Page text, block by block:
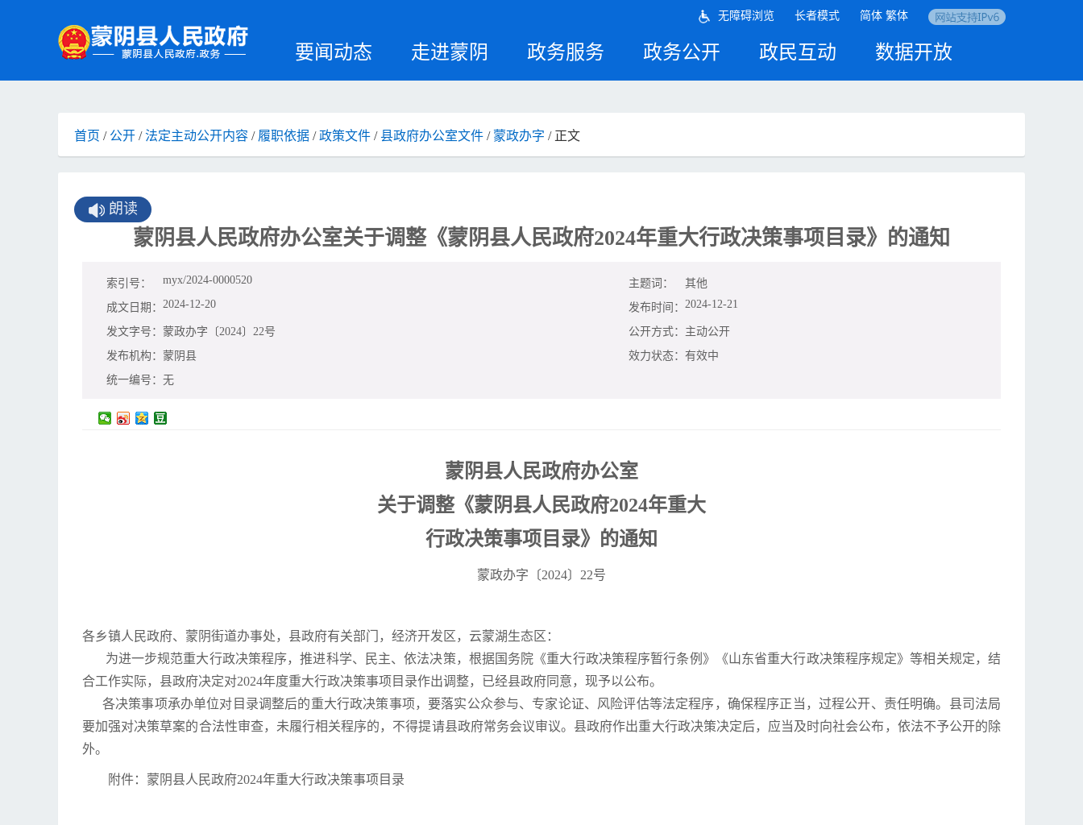
要闻动态 走进蒙阴 政务服务 政务公开 政民互动 数据开放
无障碍浏览 长者模式 简体 繁体
首页 / 公开 /法定主动公开内容 / 履职依据 /政策文件 / 县政府办公室文件 / 蒙政办字 / 正文
朗读
蒙阴县人民政府办公室关于调整《蒙阴县人民政府2024年重大行政决策事项目录》的通知
索引号： myx/2024-0000520 主题词：
其他
成文日期： 2024-12-20 发布时间： 2024-12-21
发文字号： 蒙政办字〔2024〕22号 公开方式： 主动公开
发布机构： 蒙阴县 效力状态： 有效中
统一编号： 无
蒙阴县人民政府办公室
关于调整《蒙阴县人民政府2024年重大
行政决策事项目录》的通知
蒙政办字〔2024〕22号
各乡镇人民政府、蒙阴街道办事处，县政府有关部门，经济开发区，云蒙湖生态区：
为进一步规范重大行政决策程序，推进科学、民主、依法决策，根据国务院《重大行政决策程序暂行条例》《山东省重大行政决策程序规定》等相关规定，结
合工作实际，县政府决定对2024年度重大行政决策事项目录作出调整，已经县政府同意，现予以公布。
各决策事项承办单位对目录调整后的重大行政决策事项，要落实公众参与、专家论证、风险评估等法定程序，确保程序正当，过程公开、责任明确。县司法局
要加强对决策草案的合法性审查，未履行相关程序的，不得提请县政府常务会议审议。县政府作出重大行政决策决定后，应当及时向社会公布，依法不予公开的除
外。
附件：蒙阴县人民政府2024年重大行政决策事项目录